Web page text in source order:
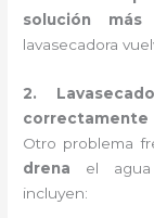
solución más
lavasecadora
2.
correctamente
Otro problema
drena el agua
incluyen: